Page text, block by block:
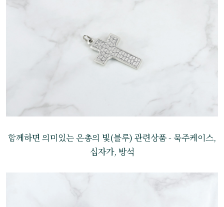
함께하면 의미있는 은총의 빛(블루) 관련상품 - 묵주케이스,
십자가, 방석